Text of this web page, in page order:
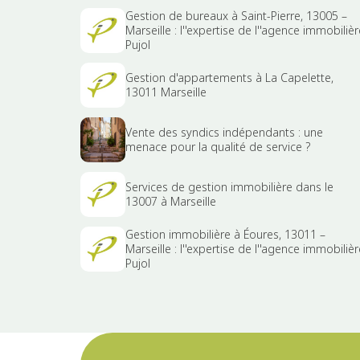
Gestion de bureaux à Saint-Pierre, 13005 –
Marseille : l''expertise de l''agence
Pujol
Gestion d'appartements à La Capelette,
13011 Marseille
Vente des syndics indépendants : une
menace pour la qualité de service ?
Services de gestion immobilière dans le
13007 à Marseille
Gestion immobilière à Éoures, 13011 –
Marseille : l''expertise de l''agence
Pujol